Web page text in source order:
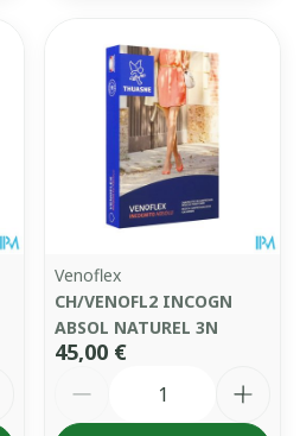
Venoflex
CH/VENOFL2 INCOGN
ABSOL NATUREL 3N
45,00 €